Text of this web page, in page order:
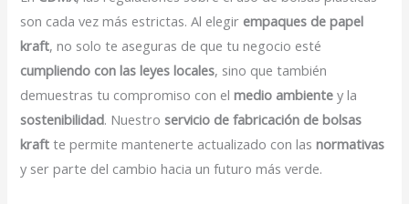
son cada vez más estrictas. Al elegir empaques de papel
kraft, no solo te aseguras de que tu negocio esté
cumpliendo con las leyes locales, sino que también
demuestras tu compromiso con elmedio ambiente y la
sostenibilidad. Nuestroservicio de fabricación de bolsas
kraft te permite mantenerte actualizado con lasnormativas
y ser parte del cambio hacia un futuro más verde.